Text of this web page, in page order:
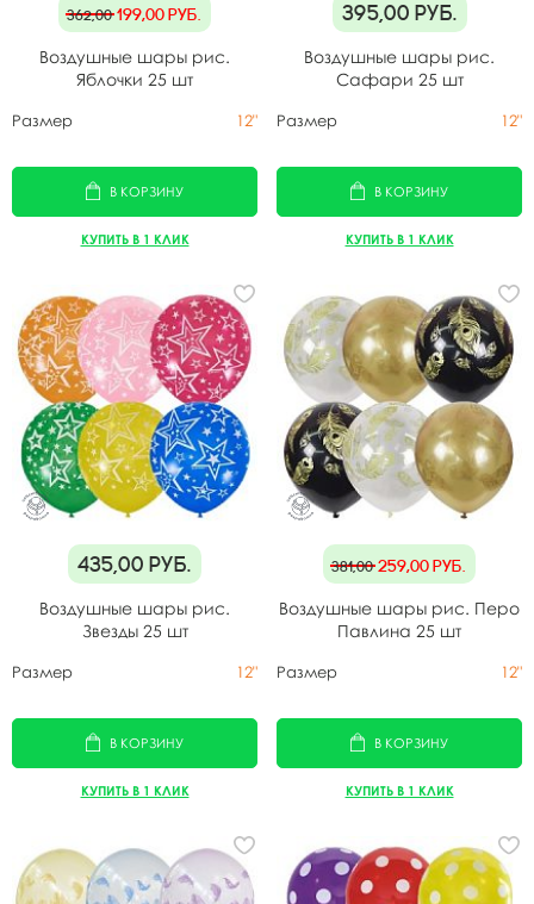
362,00199,00руб.
Воздушные шары рис.
Яблочки 25 шт
Размер 12"
В КОРЗИНУ
КУПИТЬ В 1 КЛИК
395,00 руб.
Воздушные шары рис.
Сафари 25 шт
Размер 12"
В КОРЗИНУ
КУПИТЬ В 1 КЛИК
435,00 руб.
Воздушные шары рис.
Звезды 25 шт
Размер 12"
В КОРЗИНУ
КУПИТЬ В 1 КЛИК
381,00259,00руб.
Воздушные шары рис. Перо
Павлина 25 шт
Размер 12"
В КОРЗИНУ
КУПИТЬ В 1 КЛИК